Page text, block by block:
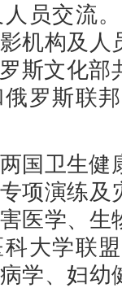
员交流
机构及
斯文化部
罗斯联
国卫生健
项演练
医学、
大学联
学、妇